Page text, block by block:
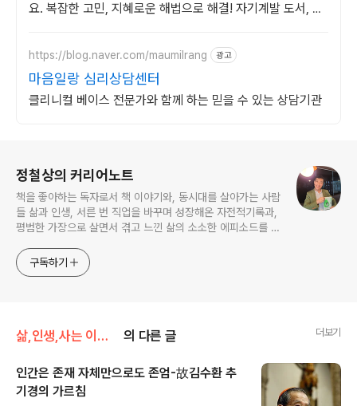
요. 복잡한 고민, 지혜로운 해법으로 해결! 자기계발 도서, 삶
https://blog.naver.com/maumilrang 광고
마음일랑 심리상담센터
클리니컬 베이스 전문가와 함께 하는 믿을 수 있는 상담기관
정철상의 커리어노트
책을 좋아하는 독자로서 책 이야기와, 동시대를 살아가는 사람
들 삶과 인생, 서른 번 직업을 바꾸며 성장해온 자전적기록과,
평범한 가장으로 살면서 겪고 느낀 삶의 소소한 에피소드를 전
고픈 커리어코치, 유튜브: 정교수의 인생수업
구독하기
삶,인생,사는 이야기 의 다른 글 더보기
인간은 존재 자체만으로도 존엄-故김수환 추
기경의 가르침